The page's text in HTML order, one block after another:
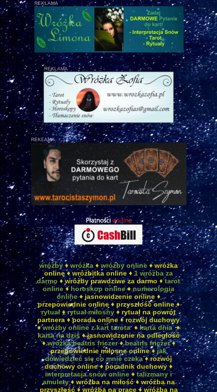
REKLAMA
REKLAMA
REKLAMA
wróżby ♦ wróżka ♦ wróżby online ♦ wróżka
online ♦ wróżbitka online ♦ 1 wróżba za
darmo ♦ wróżby prawdziwe za darmo ♦tarot
online♦horoskop online♦numerologia
online♦ jasnowidzenie online ♦
przepowiednie online ♦ przyszłość online ♦
rytuał ♦rytuał miłosny ♦ rytuał na powrót
partnera ♦ porada online ♦ rozwój duchowy
♦wróżby online z kart tarota♦karta dnia♦
karta na dziś♦ jasnowidzenie na odległość
♦wróżka beatris friczer♦beatris friczer♦
przepowiednie miłosne online ♦ jak
dowiedzieć się co mnie czeka♦ rozwój
duchowy online ♦ poradnik duchowy ♦
interpretacja snów online ♦ talizmany i
amulety♦ wróżba na miłość ♦ wróżba na
przyszłość ♦ wróżba na pracę ♦ wróżba na